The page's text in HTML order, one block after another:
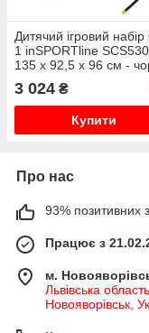
Дитячий ігровий набір
1 inSPORTline
135 x 92,5 x 96 см -
зелений
3 024 ₴
Купити
Про нас
93% позитивних з
Працює з
м.
Львівська
Новояворівськ,